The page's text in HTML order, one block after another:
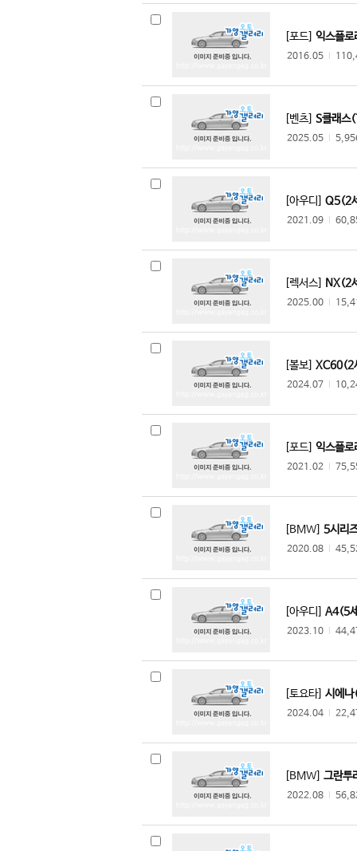
부가티
북기은상
스바루
알핀
올즈모빌
인피니티
재규어
코닉세그
크라이슬러
포톤
피아트
벤츠상용
볼보상용
[포드] 익스플
2016.05 l
[벤츠] S클래스
2025.05 l
[아우디] Q5(2
2021.09 l
[렉서스] NX(2
2025.00 l
[볼보] XC60(2
2024.07 l
[포드] 익스플
2021.02 l
[BMW] 5시리
2020.08 l
[아우디] A4(5
2023.10 l
[토요타] 시에
2024.04 l
[BMW] 그란투
2022.08 l